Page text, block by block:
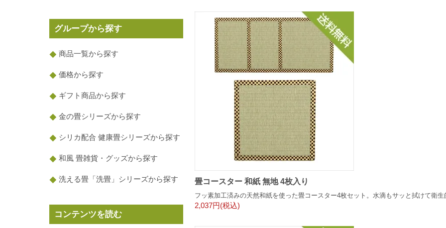
畳コースター 和紙 無地 4枚入り
フッ素加工済みの天然和紙を使った畳コースター4枚セット。水滴もサッと拭けて衛
2,037円(税込)
グループから探す
商品一覧から探す
価格から探す
ギフト商品から探す
金の畳シリーズから探す
シリカ配合 健康畳シリーズから探す
和風 畳雑貨・グッズから探す
洗える畳「洗畳」シリーズから探す
コンテンツを読む